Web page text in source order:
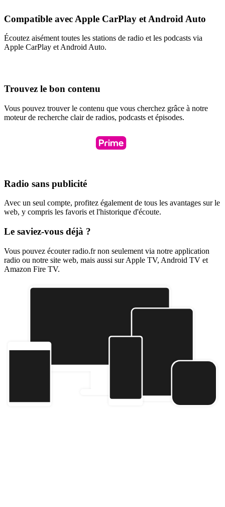
Compatible avec Apple CarPlay et Android Auto
Écoutez aisément toutes les stations de radio et les podcasts via
Apple CarPlay et Android Auto.
Trouvez le bon contenu
Vous pouvez trouver le contenu que vous cherchez grâce à notre
moteur de recherche clair de radios, podcasts et épisodes.
Radio sans publicité
Avec un seul compte, profitez également de tous les avantages sur le
web, y compris les favoris et l'historique d'écoute.
Le saviez-vous déjà ?
Vous pouvez écouter radio.fr non seulement via notre application
radio ou notre site web, mais aussi sur Apple TV, Android TV et
Amazon Fire TV.